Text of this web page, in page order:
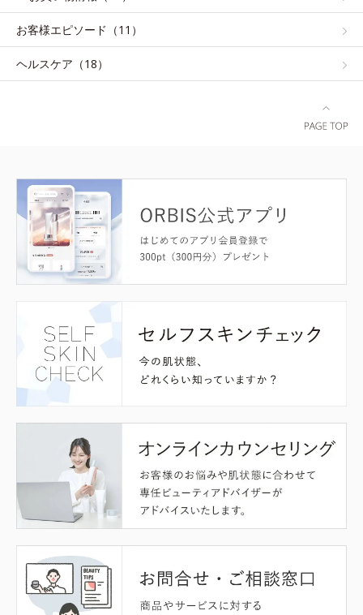
お客様エピソード（11）
ヘルスケア（18）